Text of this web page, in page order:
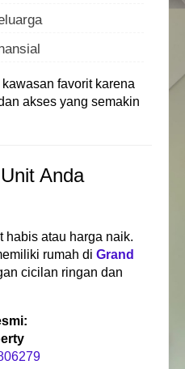
favorit karena
akses yang semakin
Anda
habis atau harga naik.
rumah di Grand
cicilan ringan dan